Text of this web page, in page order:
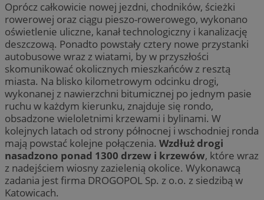
Oprócz całkowicie nowej jezdni, chodników, ścieżki
rowerowej oraz ciągu pieszo-rowerowego, wykonano
oświetlenie uliczne, kanał technologiczny i kanalizację
deszczową. Ponadto powstały cztery nowe przystanki
autobusowe wraz z wiatami, by w przyszłości
skomunikować okolicznych mieszkańców z resztą
miasta. Na blisko kilometrowym odcinku drogi,
wykonanej z nawierzchni bitumicznej po jednym pasie
ruchu w każdym kierunku, znajduje się rondo,
obsadzone wieloletnimi krzewami i bylinami. W
kolejnych latach od strony północnej i wschodniej ronda
mają powstać kolejne połączenia. Wzdłuż drogi
nasadzono ponad 1300 drzew i krzewów, które wraz
z nadejściem wiosny zazielenią okolice. Wykonawcą
zadania jest firma DROGOPOL Sp. z o.o. z siedzibą w
Katowicach.